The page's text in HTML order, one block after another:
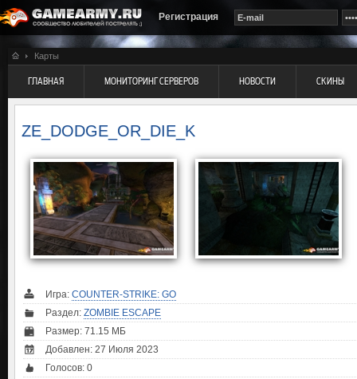
Регистрация
Карты
ГЛАВНАЯ МОНИТОРИНГ СЕРВЕРОВ НОВОСТИ СКИНЫ
ZE_DODGE_OR_DIE_K
Игра: COUNTER-STRIKE: GO
Раздел: ZOMBIE ESCAPE
Размер: 71.15 МБ
Добавлен: 27 Июля 2023
Голосов: 0